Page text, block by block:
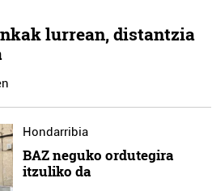
lurrean, distantzia
Hondarribia
BAZ neguko ordutegira
itzuliko da